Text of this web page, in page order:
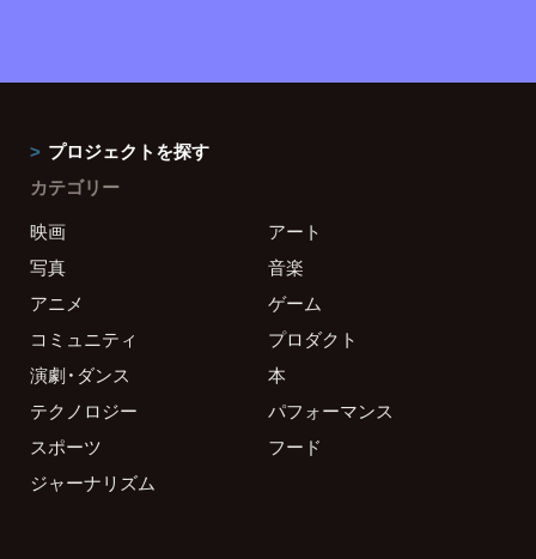
プロジェクトを探す
カテゴリー
映画
アート
写真
音楽
アニメ
ゲーム
コミュニティ
プロダクト
演劇・ダンス
本
テクノロジー
パフォーマンス
スポーツ
フード
ジャーナリズム